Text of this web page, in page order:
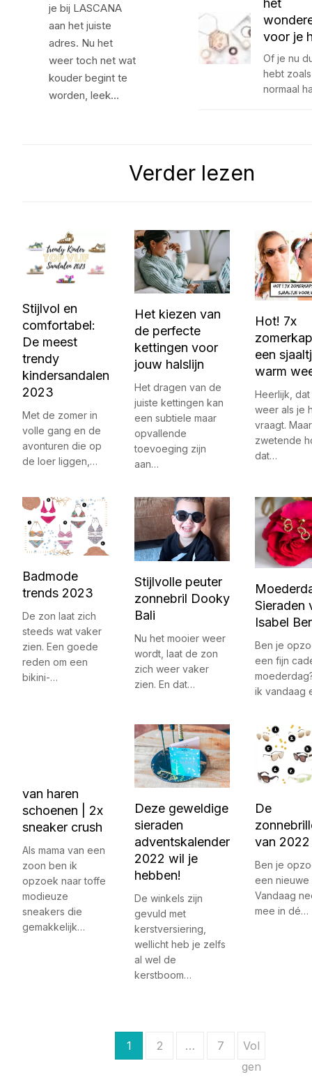
je bij LASCANA
aan het juiste
adres. Nu het
weer toch net wat
kouder begint te
worden, leek…
het
voor je
Of je nu
hebt
normaal
Verder lezen
Stijlvol en
comfortabel:
De meest
trendy
kindersandalen
2023
Met de zomer in
volle gang en de
avonturen die op
de loer liggen,…
Het kiezen van
de perfecte
kettingen voor
jouw halslijn
Het dragen van de
juiste kettingen kan
een subtiele maar
opvallende
toevoeging zijn
aan…
Hot! 7x
een
warm
Heerlijk, dat
weer als je
vraagt.
zwetende
dat…
Badmode
trends 2023
De zon laat zich
steeds wat vaker
zien. Een goede
reden om een
bikini-…
Stijlvolle peuter
zonnebril Dooky
Bali
Nu het mooier weer
wordt, laat de zon
zich weer vaker
zien. En dat…
Sieraden
Isabel
Ben je
een fijn
ik vandaag
van haren
schoenen | 2x
sneaker crush
Als mama van een
zoon ben ik
opzoek naar toffe
modieuze
sneakers die
gemakkelijk…
Deze geweldige
sieraden
adventskalender
2022 wil je
hebben!
De winkels zijn
gevuld met
kerstversiering,
wellicht heb je zelfs
al wel de
kerstboom…
De
van 2022
Ben je
een nieuwe
Vandaag
mee in dé…
1 2 … 7
Vol
gen